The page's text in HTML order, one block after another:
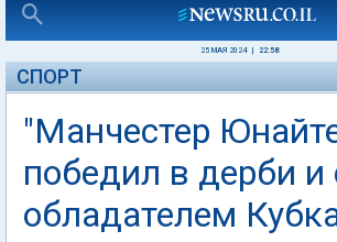
25 МАЯ 2024 22:58
СПОРТ
"Манчестер
победил в дерби и
обладателем